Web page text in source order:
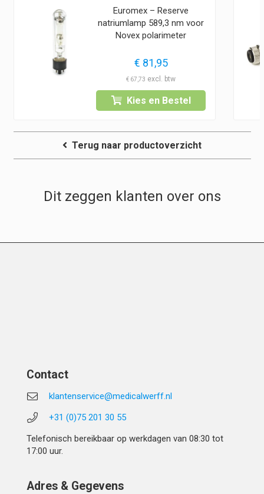
Euromex – Reserve
natriumlamp 589,3 nm voor
Novex polarimeter
€ 81,95
€ 67,73
Kies en Bestel
Terug naar productoverzicht
Dit zeggen klanten over ons
Contact
klantenservice@medicalwerff.nl
+31 (0)75 201 30 55
Telefonisch bereikbaar op werkdagen van 08:30 tot
17:00 uur.
Adres & Gegevens